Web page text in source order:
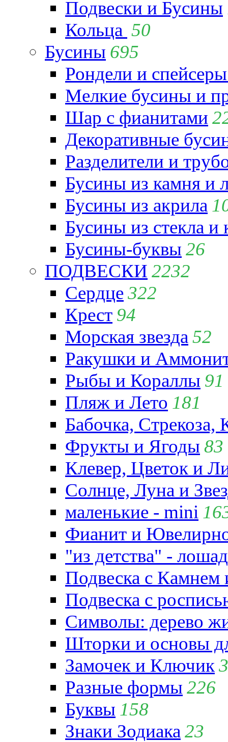
Подвески и Бусины
Кольца 50
Бусины 695
Рондели и
Мелкие бусины и
Шар с фианитами
Декоративные
Разделители и
Бусины из камня и
Бусины из акрила
Бусины из стекла и
Бусины-буквы 26
ПОДВЕСКИ 2232
Сердце322
Крест 94
Морская звезда 52
Ракушки и
Рыбы и Кораллы 91
Пляж и Лето 181
Бабочка,
Фрукты и Ягоды 83
Клевер, Цветок и
Солнце, Луна и
маленькие - mini
Фианит и
"из детства" -
Подвеска с
Подвеска с
Символы: дерево
Шторки и основы
Замочек и Ключик
Разные формы 226
Буквы 158
Знаки Зодиака 23